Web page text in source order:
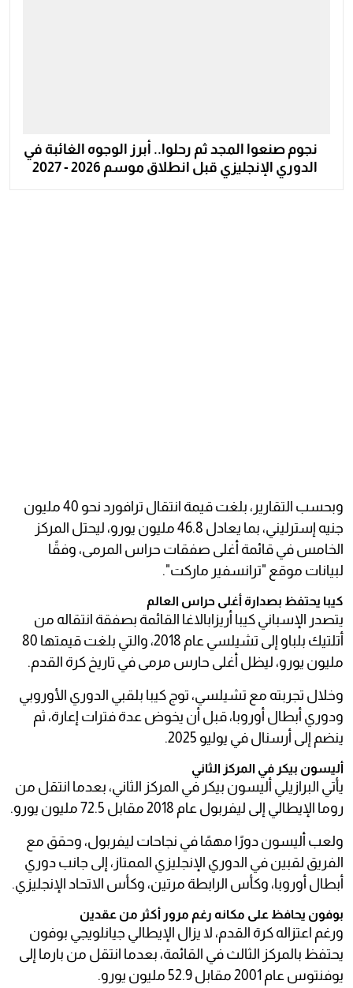
نجوم صنعوا المجد ثم رحلوا.. أبرز الوجوه الغائبة في
الدوري الإنجليزي قبل انطلاق موسم 2026 - 2027
وبحسب التقارير، بلغت قيمة انتقال ترافورد نحو 40 مليون
جنيه إسترليني، بما يعادل 46.8 مليون يورو، ليحتل المركز
الخامس في قائمة أغلى صفقات حراس المرمى، وفقًا
لبيانات موقع "ترانسفير ماركت".
كيبا يحتفظ بصدارة أغلى حراس العالم
يتصدر الإسباني كيبا أريزابالاغا القائمة بصفقة انتقاله من
أتلتيك بلباو إلى تشيلسي عام 2018، والتي بلغت قيمتها 80
مليون يورو، ليظل أغلى حارس مرمى في تاريخ كرة القدم.
وخلال تجربته مع تشيلسي، توج كيبا بلقبي الدوري الأوروبي
ودوري أبطال أوروبا، قبل أن يخوض عدة فترات إعارة، ثم
ينضم إلى أرسنال في يوليو 2025.
أليسون بيكر في المركز الثاني
يأتي البرازيلي أليسون بيكر في المركز الثاني، بعدما انتقل من
روما الإيطالي إلى ليفربول عام 2018 مقابل 72.5 مليون يورو.
ولعب أليسون دورًا مهمًا في نجاحات ليفربول، وحقق مع
الفريق لقبين في الدوري الإنجليزي الممتاز، إلى جانب دوري
أبطال أوروبا، وكأس الرابطة مرتين، وكأس الاتحاد الإنجليزي.
بوفون يحافظ على مكانه رغم مرور أكثر من عقدين
ورغم اعتزاله كرة القدم، لا يزال الإيطالي جيانلويجي بوفون
يحتفظ بالمركز الثالث في القائمة، بعدما انتقل من بارما إلى
يوفنتوس عام 2001 مقابل 52.9 مليون يورو.